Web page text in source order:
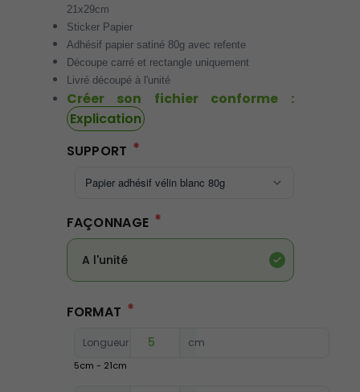
21x29cm
Sticker Papier
Adhésif papier satiné 80g avec refente
Découpe carré et rectangle uniquement
Livré découpé à l'unité
Créer son fichier conforme :
Explication
SUPPORT *
FAÇONNAGE *
A l'unité
FORMAT *
Longueur : cm
5cm - 21cm